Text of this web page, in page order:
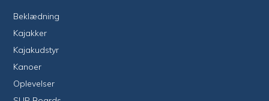
Beklædning
Kajakker
Kajakudstyr
Kanoer
Oplevelser